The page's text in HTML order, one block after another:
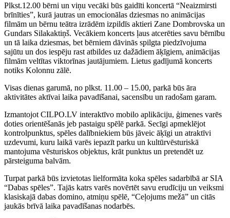
Plkst.12.00 bērni un viņu vecāki būs gaidīti koncertā “Neaizmirsti
brīnīties”, kurā jautras un emocionālas dziesmas no animācijas
filmām un bērnu teātra izrādēm izpildīs aktieri Zane Dombrovska un
Gundars Silakaktiņš. Vecākiem koncerts ļaus atcerēties savu bērnību
un tā laika dziesmas, bet bērniem dāvinās spilgta piedzīvojuma
sajūtu un dos iespēju rast atbildes uz dažādiem āķīgiem, animācijas
filmām veltītas viktorīnas jautājumiem. Lietus gadījumā koncerts
notiks Kolonnu zālē.
Visas dienas garumā, no plkst. 11.00 – 15.00, parkā būs āra
aktivitātes aktīvai laika pavadīšanai, sacensību un radošam garam.
Izmantojot CILPO.LV interaktīvo mobilo aplikāciju, ģimenes varēs
doties orientēšanās jeb pastaigu spēlē parkā. Secīgi apmeklējot
kontrolpunktus, spēles dalībniekiem būs jāveic āķīgi un atraktīvi
uzdevumi, kuru laikā varēs iepazīt parku un kultūrvēsturiskā
mantojuma vēsturiskos objektus, krāt punktus un pretendēt uz
pārsteiguma balvām.
Turpat parkā būs izvietotas lielformāta koka spēles sadarbībā ar SIA
“Dabas spēles”. Tajās katrs varēs novērtēt savu erudīciju un veiksmi
klasiskajā dabas domino, atmiņu spēlē, “Ceļojums mežā” un citās
jaukās brīvā laika pavadīšanas nodarbēs.